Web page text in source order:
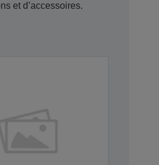
et d’accessoires.